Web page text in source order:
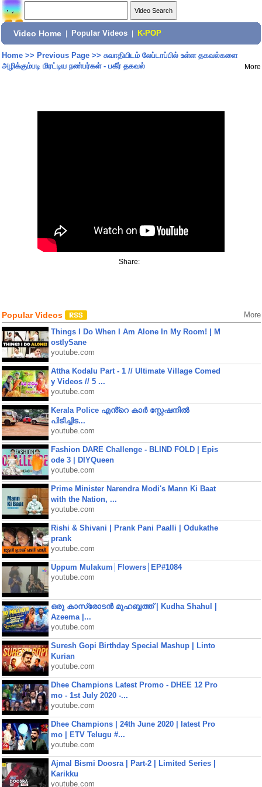
Video Home Popular Videos K-POP
Home>> Previous Page>> சுவாதியிடம் லேப்டாப்பில் உள்ள தகவல்களை
அழிக்கும்படி மிரட்டிய நண்பர்கள் - பகீர் தகவல்
More
Share:
Popular Videos More
Things I Do When I Am Alone In My Room! | M
ostlySane
youtube.com
Attha Kodalu Part - 1 // Ultimate Village Comed
y Videos // 5 ...
youtube.com
Kerala Police എൻ്റെ കാർ സ്റ്റേഷനിൽ
പിടിച്ചിട...
youtube.com
Fashion DARE Challenge - BLIND FOLD | Epis
ode 3 | DIYQueen
youtube.com
Prime Minister Narendra Modi's Mann Ki Baat
with the Nation, ...
youtube.com
Rishi & Shivani | Prank Pani Paalli | Odukathe
prank
youtube.com
Uppum Mulakum│Flowers│EP#1084
youtube.com
ഒരു കാസ്രോടൻ മുഹബ്ബത്ത്‌ | Kudha Shahul |
Azeema |...
youtube.com
Suresh Gopi Birthday Special Mashup | Linto
Kurian
youtube.com
Dhee Champions Latest Promo - DHEE 12 Pro
mo - 1st July 2020 -...
youtube.com
Dhee Champions | 24th June 2020 | latest Pro
mo | ETV Telugu #...
youtube.com
Ajmal Bismi Doosra | Part-2 | Limited Series |
Karikku
youtube.com